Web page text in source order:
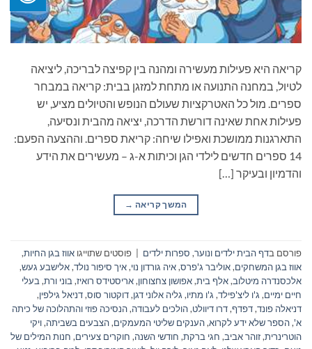
קריאה היא פעילות מעשירה ומהנה בין קפיצה לבריכה, ליציאה
לטיול, במחנה התנועה או מתחת למזגן בבית: קריאה במבחר
ספרים. מול כל האטרקציות שעולם הנופש והטיולים מציע, יש
פעילות אחת שאינה דורשת הדרכה, יציאה מהבית ונסיעה,
התארגנות ממושכת ואפילו שיחה: קריאת ספרים. וההצעה הפעם:
14 ספרים חדשים לילדי הגן וכיתות א-ג – מעשירים את הידע
והדמיון ובעיקר […]
המשך קריאה →
פורסם בדף הבית ילדים ונוער, ספרות ילדים | פוסטים שתוייגו אווז בגן החיות,
אווז בגן המשחקים,אוליבר ג'פרס,איה גורדון נוי,איך סיפור נולד,אלישבע געש,
אלכסנדרה מיטלוב,אלף בית,אפושון צחצוחון,אריסטידס רואיז, בוני ורת, בעלי
חיים ימיים, ג'ו ליצ'פילד, ג'ו מתיו, גליה אלוני דגן,דוקטור סוס,דניאל גילפין,
דניאלה פונד,דפדף,דרו דיוולט,הולכים לעבודה,הנסיכה פוזי והתהלוכה של כיתה
א',הספר שלא ידע לקרוא,הענקים שליטי המעמקים,הצבעים בשביתה,ויקי
הוטרינרית,זוהר אביב, חגי ברקת, חודשי השנה, חוקרים צעירים, חנות המילים של